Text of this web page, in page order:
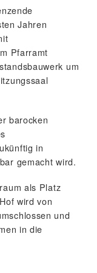
Jahren
Pfarramt
um
barocken
in
gemacht wird.
als Platz
wird von
und
in die